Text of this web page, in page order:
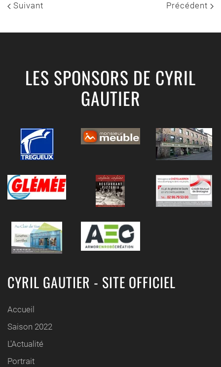
Suivant Précédent
LES SPONSORS DE CYRIL
GAUTIER
CYRIL GAUTIER - SITE OFFICIEL
Accueil
Saison 2022
L'Actualité
Portrait